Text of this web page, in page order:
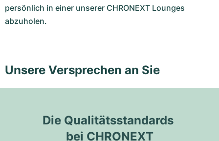
persönlich in einer unserer CHRONEXT Lounges
abzuholen.
Unsere Versprechen an Sie
Die Qualitätsstandards
bei CHRONEXT